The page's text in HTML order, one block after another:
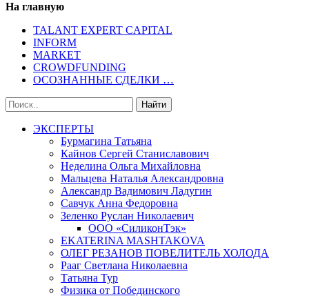
На главную
TALANT EXPERT CAPITAL
INFORM
MARKET
CROWDFUNDING
ОСОЗНАННЫЕ СДЕЛКИ …
ЭКСПЕРТЫ
Бурмагина Татьяна
Кайнов Сергей Станиславович
Неделина Ольга Михайловна
Мальцева Наталья Александровна
Александр Вадимович Ладугин
Савчук Анна Федоровна
Зеленко Руслан Николаевич
ООО «СиликонТэк»
EKATERINA MASHTAKOVA
ОЛЕГ РЕЗАНОВ ПОВЕЛИТЕЛЬ ХОЛОДА
Рааг Светлана Николаевна
Татьяна Тур
Физика от Побединского